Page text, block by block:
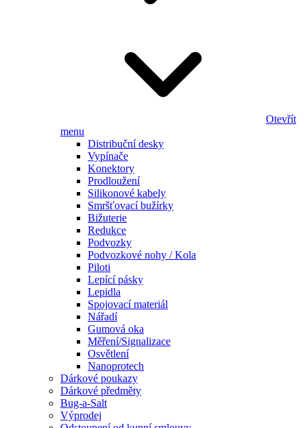
Otevřít
menu
Distribuční desky
Vypínače
Konektory
Prodloužení
Silikonové kabely
Smršťovací bužírky
Bižuterie
Redukce
Podvozky
Podvozkové nohy / Kola
Piloti
Lepící pásky
Lepidla
Spojovací materiál
Nářadí
Gumová oka
Měření/Signalizace
Osvětlení
Nanoprotech
Dárkové poukazy
Dárkové předměty
Bug-a-Salt
Výprodej